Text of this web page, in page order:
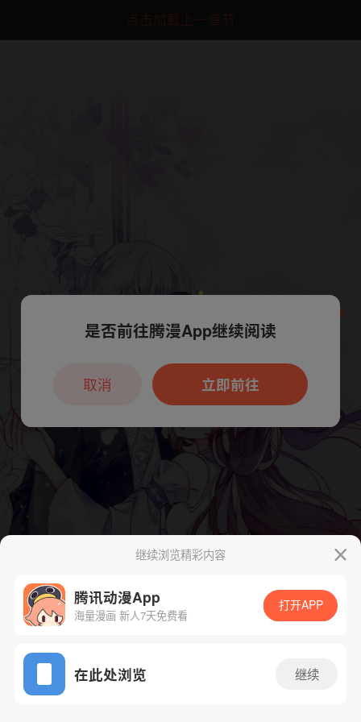
点击加载上一章节
App免费看
下一话 腾漫App免费看
继续浏览精彩内容
腾讯动漫App
海量漫画 新人7天免费看
打开APP
在此处浏览 继续
本章节仅支持App阅读，可打开App新用
户7天免费看
是否前往腾漫App继续阅读
立即前往
取消